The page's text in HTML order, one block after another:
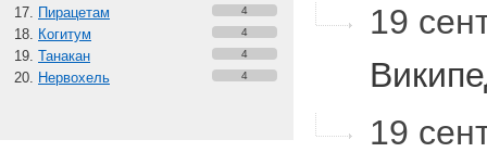
Пирацетам 4
Когитум 4
Танакан 4
Нервохель 4
19
19